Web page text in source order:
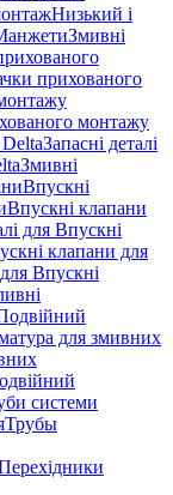
Низький і
Змивні
прихованого
монтажу
Запасні деталі
Змивні
Впускні
Впускні клапани
для Впускні
клапани для
Впускні
для змивних
системи
Трубы